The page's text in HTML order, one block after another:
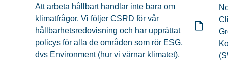
Att arbeta hållbart handlar inte bara om
klimatfrågor. Vi följer CSRD för vår
hållbarhetsredovisning och har upprättat
policys för alla de områden som rör ESG,
dvs Environment (hur vi värnar klimatet),